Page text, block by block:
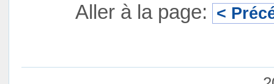
Aller à la page: <